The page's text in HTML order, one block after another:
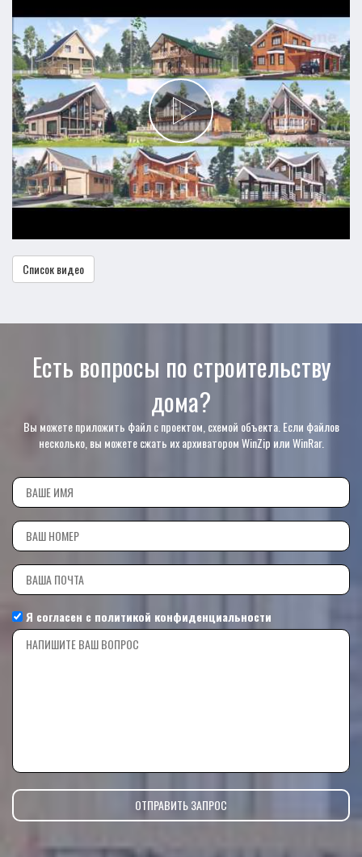
Список видео
Есть вопросы по строительству
дома?
Вы можете приложить файл с проектом, схемой объекта. Если файлов
несколько, вы можете сжать их архиватором WinZip или WinRar.
Я согласен с политикой конфиденциальности